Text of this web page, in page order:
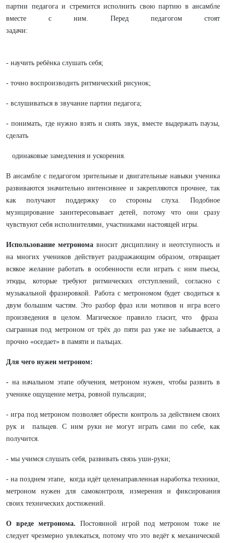
партии педагога и стремится исполнить свою партию в ансамбле
вместе с ним. Перед педагогом стоят
задачи:
- научить ребёнка слушать себя;
- точно воспроизводить ритмический рисунок;
- вслушиваться в звучание партии педагога;
- понимать, где нужно взять и снять звук, вместе выдержать паузы,
сделать
одинаковые замедления и ускорения.
В ансамбле с педагогом зрительные и двигательные навыки ученика
развиваются значительно интенсивнее и закрепляются прочнее, так
как получают поддержку со стороны слуха. Подобное
музицирование заинтересовывает детей, потому что они сразу
чувствуют себя исполнителями, участниками настоящей игры.
Использование метронома вносит дисциплину и неотступность и
на многих учеников действует раздражающим образом, отвращает
всякое желание работать в особенности если играть с ним пьесы,
этюды, которые требуют ритмических отступлений, согласно с
музыкальной фразировкой. Работа с метрономом будет сводиться к
двум большим частям. Это разбор фраз или мотивов и игра всего
произведения в целом. Магическое правило гласит, что фраза
сыгранная под метроном от трёх до пяти раз уже не забывается, а
прочно «оседает» в памяти и пальцах.
Для чего нужен метроном:
- на начальном этапе обучения, метроном нужен, чтобы развить в
ученике ощущение метра, ровной пульсации;
- игра под метроном позволяет обрести контроль за действием своих
рук и пальцев. С ним руки не могут играть сами по себе, как
получится.
- мы учимся слушать себя, развивать связь уши-руки;
- на позднем этапе, когда идёт целенаправленная наработка техники,
метроном нужен для самоконтроля, измерения и фиксирования
своих технических достижений.
О вреде метронома. Постоянной игрой под метроном тоже не
следует чрезмерно увлекаться, потому что это ведёт к механической